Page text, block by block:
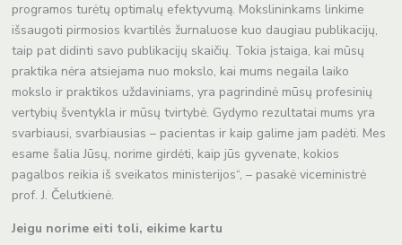
programos turėtų optimalų efektyvumą. Mokslininkams linkime
išsaugoti pirmosios kvartilės žurnaluose kuo daugiau publikacijų,
taip pat didinti savo publikacijų skaičių. Tokia įstaiga, kai mūsų
praktika nėra atsiejama nuo mokslo, kai mums negaila laiko
mokslo ir praktikos uždaviniams, yra pagrindinė mūsų profesinių
vertybių šventykla ir mūsų tvirtybė. Gydymo rezultatai mums yra
svarbiausi, svarbiausias – pacientas ir kaip galime jam padėti. Mes
esame šalia Jūsų, norime girdėti, kaip jūs gyvenate, kokios
pagalbos reikia iš sveikatos ministerijos“, – pasakė viceministrė
prof. J. Čelutkienė.
Jeigu norime eiti toli, eikime kartu